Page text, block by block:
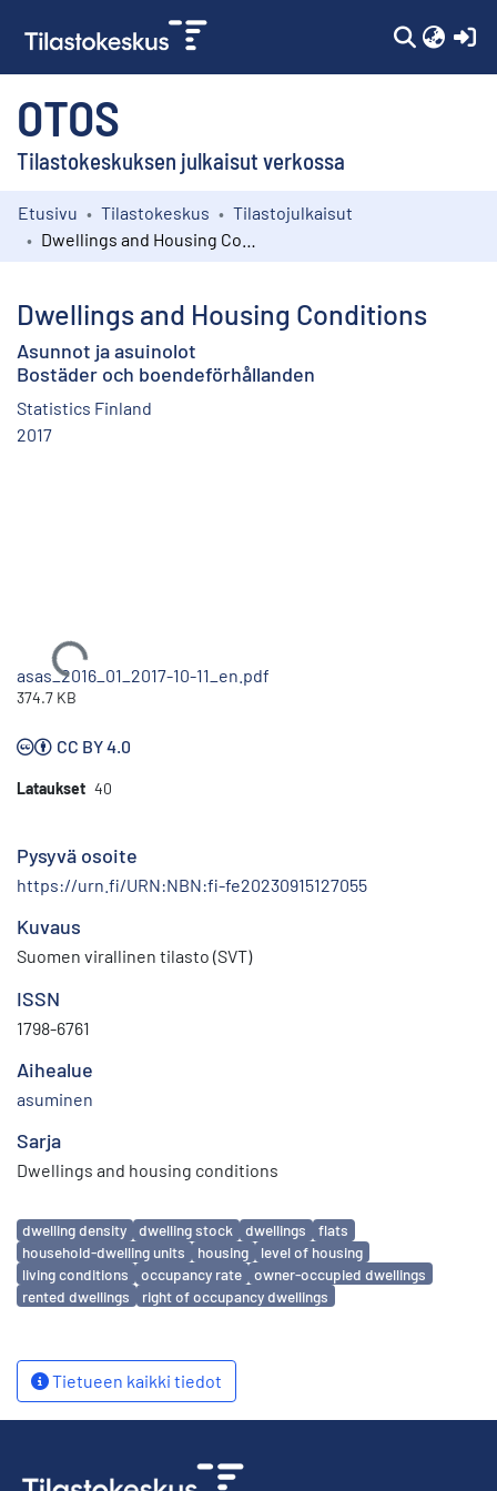
OTOS
Tilastokeskuksen julkaisut verkossa
Kokoelmat
Etusivu Tilastokeskus
Tilastojulkaisut
Dwellings and Housing Conditions
Asunnot ja asuinolot
Bostäder och boendeförhållanden
Statistics Finland
2017
Ladataan...
asas_2016_01_2017-10-11_en.pdf
374.7 KB
CC BY 4.0
Lataukset 40
Pysyvä osoite
https://urn.fi/URN:NBN:fi-fe20230915127055
Kuvaus
Suomen virallinen tilasto (SVT)
ISSN
1798-6761
Aihealue
asuminen
Sarja
Dwellings and housing conditions
Avainsanat
dwelling density dwelling stock dwellings
flats
household-dwelling units
housing
level of housing
living conditions
occupancy rate
owner-occupied dwellings
rented dwellings
right of occupancy dwellings
Tietueen kaikki tiedot